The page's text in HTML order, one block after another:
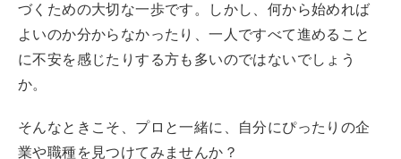
づくための大切な一歩です。しかし、何から始めれば
よいのか分からなかったり、一人ですべて進めること
に不安を感じたりする方も多いのではないでしょう
か。
そんなときこそ、プロと一緒に、自分にぴったりの企
業や職種を見つけてみませんか？